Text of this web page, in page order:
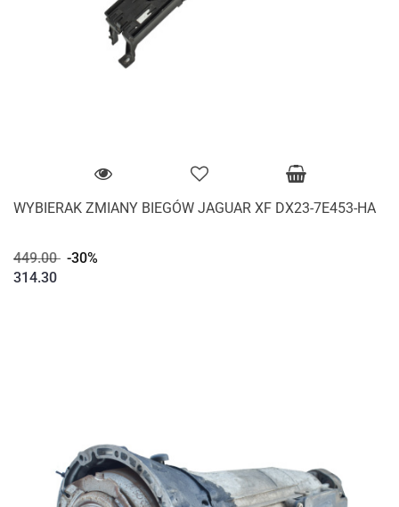
WYBIERAK ZMIANY BIEGÓW JAGUAR XF DX23-7E453-HA
449.00 -30%
314.30